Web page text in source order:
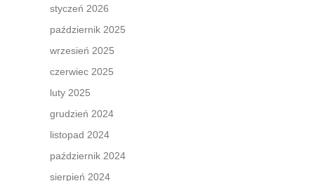
styczeń 2026
październik 2025
wrzesień 2025
czerwiec 2025
luty 2025
grudzień 2024
listopad 2024
październik 2024
sierpień 2024